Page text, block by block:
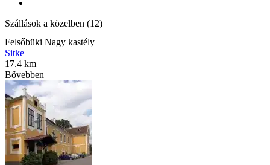
Szállások a közelben (12)
Felsőbüki Nagy kastély
Sitke
17.4 km
Bővebben